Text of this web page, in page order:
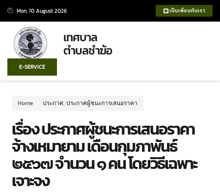
Mon, 10 August 2026 เป็นเพื่อนกับเรา
เทศบาล
ตำบลชำฆ้อ
E-SERVICE
Home ประกาศ, ประกาศผู้ชนะการเสนอราคา
เรื่อง ประกาศผู้ชนะการเสนอราคา
จ้างเหมายาม เดือนกุมภาพันธ์
๒๕๖๗ จำนวน ๑ คน โดยวิธีเฉพาะ
เจาะจง